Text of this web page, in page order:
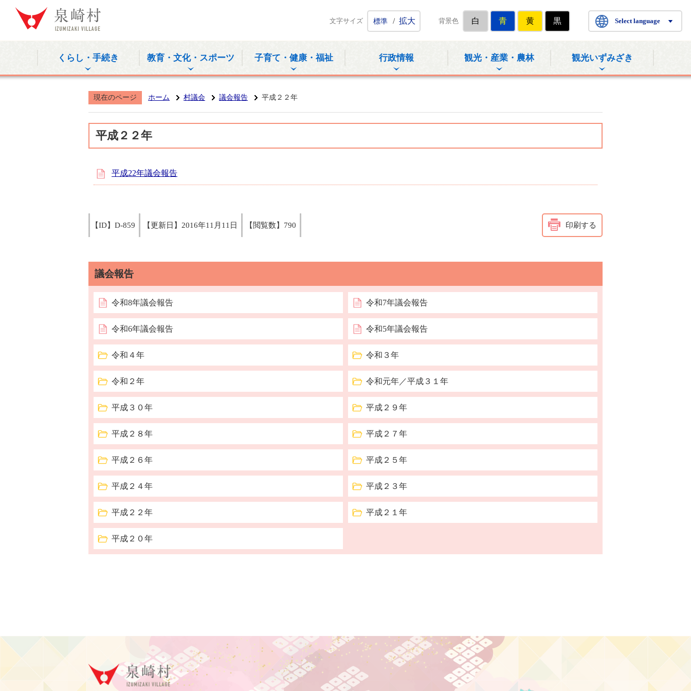
文字サイズ 標準 / 拡大 背景色 白 青 黄 黒 Select language
くらし・手続き 教育・文化・スポーツ 子育て・健康・福祉 行政情報 観光・産業・農林 観光いずみざき
現在のページ ホーム 村議会 議会報告 平成２２年
平成２２年
平成22年議会報告
【ID】 D-859 【更新日】 2016年11月11日 【閲覧数】 790 印刷する
議会報告
令和8年議会報告 令和7年議会報告
令和6年議会報告 令和5年議会報告
令和４年 令和３年
令和２年 令和元年／平成３１年
平成３０年 平成２９年
平成２８年 平成２７年
平成２６年 平成２５年
平成２４年 平成２３年
平成２２年 平成２１年
平成２０年
泉崎村